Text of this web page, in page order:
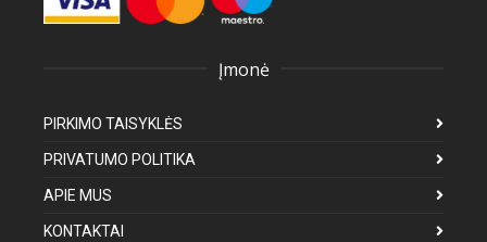
Įmonė
PIRKIMO TAISYKLĖS
PRIVATUMO POLITIKA
APIE MUS
KONTAKTAI